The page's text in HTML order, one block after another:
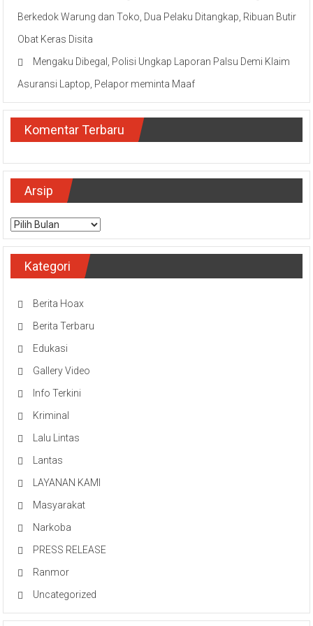
Berkedok Warung dan Toko, Dua Pelaku Ditangkap, Ribuan Butir
Obat Keras Disita
Mengaku Dibegal, Polisi Ungkap Laporan Palsu Demi Klaim
Asuransi Laptop, Pelapor meminta Maaf
Komentar Terbaru
Arsip
Arsip
Kategori
Berita Hoax
Berita Terbaru
Edukasi
Gallery Video
Info Terkini
Kriminal
Lalu Lintas
Lantas
LAYANAN KAMI
Masyarakat
Narkoba
PRESS RELEASE
Ranmor
Uncategorized